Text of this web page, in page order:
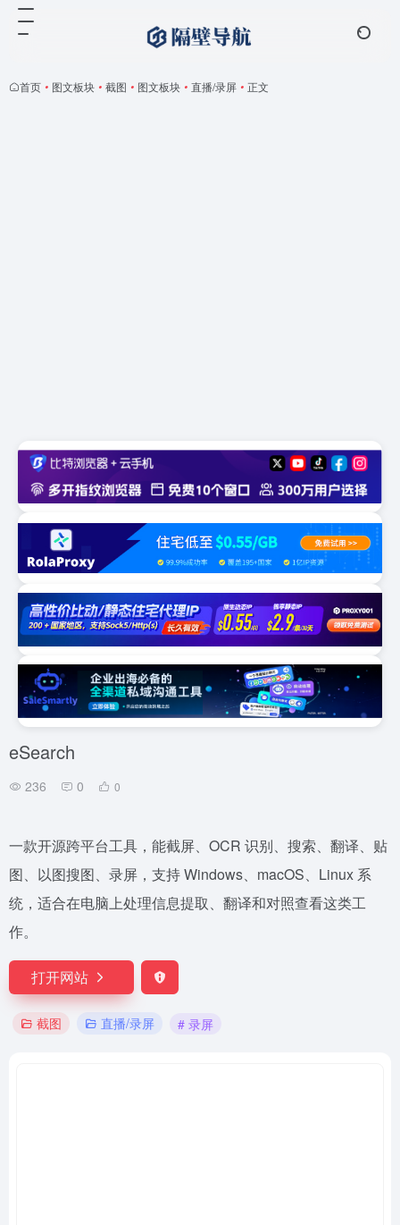
首页 • 图文板块 • 截图 • 图文板块 • 直播/录屏 • 正文
eSearch
236 0 0
一款开源跨平台工具，能截屏、OCR 识别、搜索、翻译、贴
图、以图搜图、录屏，支持 Windows、macOS、Linux 系
统，适合在电脑上处理信息提取、翻译和对照查看这类工
作。
打开网站
截图 直播/录屏 # 录屏